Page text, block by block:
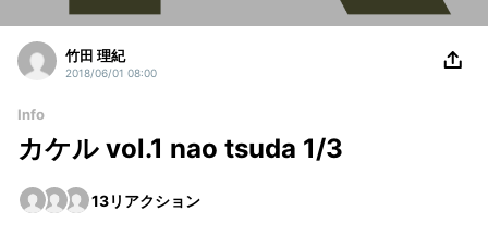
竹田 理紀
2018/06/01 08:00
Info
カケル vol.1 nao tsuda 1/3
13リアクション